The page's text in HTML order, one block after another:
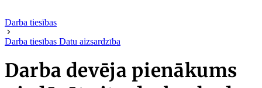
Darba tiesības
Darba tiesības Datu aizsardzība
Darba devēja pienākums